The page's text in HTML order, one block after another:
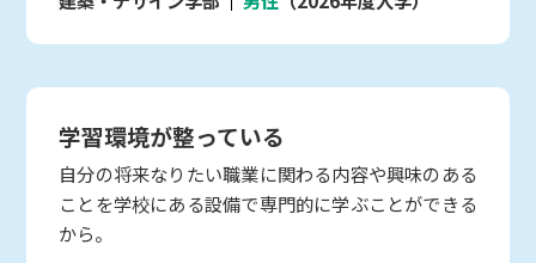
学習環境が整っている
自分の将来なりたい職業に関わる内容や興味のある
ことを学校にある設備で専門的に学ぶことができる
から。